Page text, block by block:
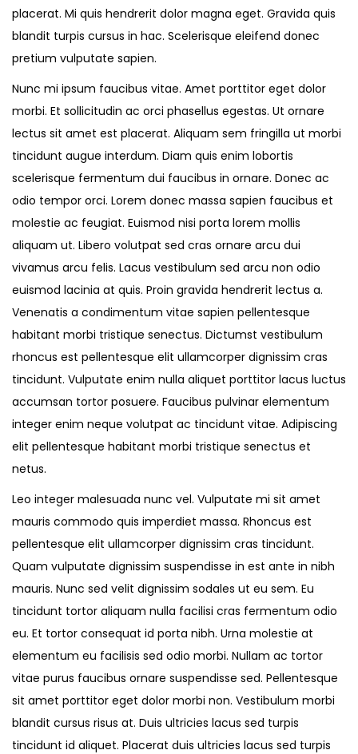
n
placerat. Mi quis hendrerit dolor magna eget. Gravida quis
blandit turpis cursus in hac. Scelerisque eleifend donec
pretium vulputate sapien.
Nunc mi ipsum faucibus vitae. Amet porttitor eget dolor
morbi. Et sollicitudin ac orci phasellus egestas. Ut ornare
lectus sit amet est placerat. Aliquam sem fringilla ut morbi
tincidunt augue interdum. Diam quis enim lobortis
scelerisque fermentum dui faucibus in ornare. Donec ac
odio tempor orci. Lorem donec massa sapien faucibus et
molestie ac feugiat. Euismod nisi porta lorem mollis
aliquam ut. Libero volutpat sed cras ornare arcu dui
vivamus arcu felis. Lacus vestibulum sed arcu non odio
euismod lacinia at quis. Proin gravida hendrerit lectus a.
Venenatis a condimentum vitae sapien pellentesque
habitant morbi tristique senectus. Dictumst vestibulum
rhoncus est pellentesque elit ullamcorper dignissim cras
tincidunt. Vulputate enim nulla aliquet porttitor lacus luctus
accumsan tortor posuere. Faucibus pulvinar elementum
integer enim neque volutpat ac tincidunt vitae. Adipiscing
elit pellentesque habitant morbi tristique senectus et
netus.
Leo integer malesuada nunc vel. Vulputate mi sit amet
mauris commodo quis imperdiet massa. Rhoncus est
pellentesque elit ullamcorper dignissim cras tincidunt.
Quam vulputate dignissim suspendisse in est ante in nibh
mauris. Nunc sed velit dignissim sodales ut eu sem. Eu
tincidunt tortor aliquam nulla facilisi cras fermentum odio
eu. Et tortor consequat id porta nibh. Urna molestie at
elementum eu facilisis sed odio morbi. Nullam ac tortor
vitae purus faucibus ornare suspendisse sed. Pellentesque
sit amet porttitor eget dolor morbi non. Vestibulum morbi
blandit cursus risus at. Duis ultricies lacus sed turpis
tincidunt id aliquet. Placerat duis ultricies lacus sed turpis